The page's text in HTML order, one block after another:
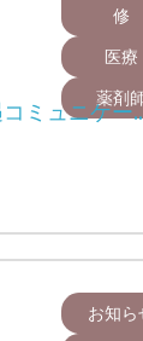
修
医療
薬剤
ミュニケ
お知ら